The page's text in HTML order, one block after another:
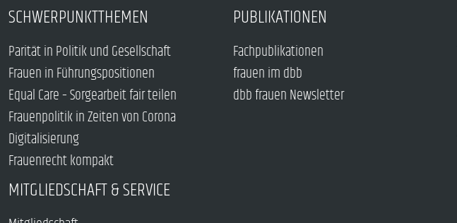
SCHWERPUNKTTHEMEN
Parität in Politik und Gesellschaft
Frauen in Führungspositionen
Equal Care – Sorgearbeit fair teilen
Frauenpolitik in Zeiten von Corona
Digitalisierung
Frauenrecht kompakt
PUBLIKATIONEN
Fachpublikationen
frauen im dbb
dbb frauen Newsletter
MITGLIEDSCHAFT & SERVICE